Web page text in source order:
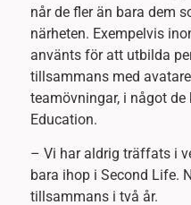
når de fler än bara dem
närheten. Exempelvis
använts för att utbilda
tillsammans med
teamövningar, i något de
Education.
– Vi har aldrig träffats i
bara ihop i Second Life.
tillsammans i två år.